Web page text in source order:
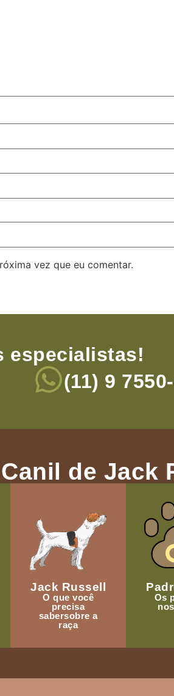
vez que eu comentar.
especialistas!
(11) 9
de Jack
Jack Russell
O que você
precisa
sabersobre a
raça
Os